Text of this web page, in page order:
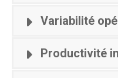
Variabilité
Productivité